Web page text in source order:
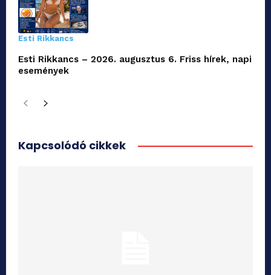
Esti Rikkancs
Esti Rikkancs – 2026. augusztus 6. Friss hírek, napi
események
Kapcsolódó cikkek